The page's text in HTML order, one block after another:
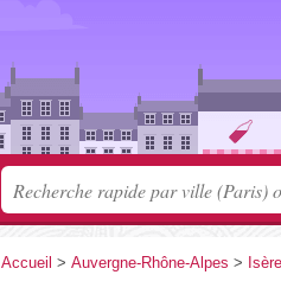
Accueil > Auvergne-Rhône-Alpes > Isère